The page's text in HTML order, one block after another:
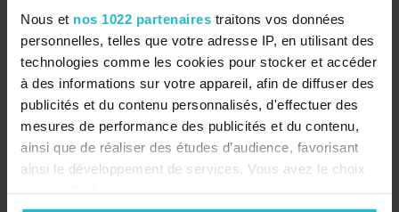
Nous et nos 1022 partenaires traitons vos données
personnelles, telles que votre adresse IP, en utilisant des
technologies comme les cookies pour stocker et accéder
à des informations sur votre appareil, afin de diffuser des
publicités et du contenu personnalisés, d'effectuer des
mesures de performance des publicités et du contenu,
ainsi que de réaliser des études d’audience, favorisant
ainsi le développement de services. Vous avez le choix
demandes d'intervention efficace grâce à un
workflow simplifié.
Descentainesde